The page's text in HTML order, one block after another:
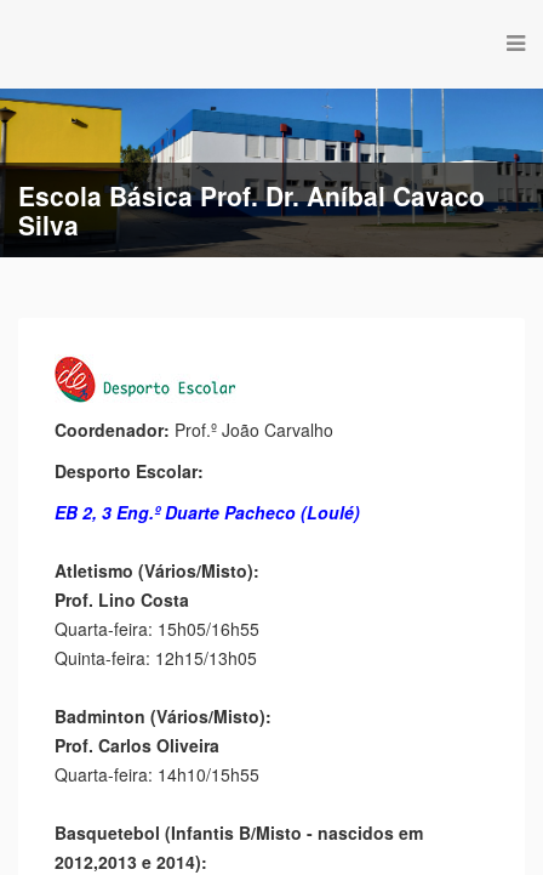
Escola Básica de Estação
Coordenador: Prof.º João Carvalho
Desporto Escolar:
EB 2, 3 Eng.º Duarte Pacheco (Loulé)
Atletismo (Vários/Misto):
Prof. Lino Costa
Quarta-feira: 15h05/16h55
Quinta-feira: 12h15/13h05
Badminton (Vários/Misto):
Prof. Carlos Oliveira
Quarta-feira: 14h10/15h55
Basquetebol (Infantis B/Misto - nascidos em
2012,2013 e 2014):